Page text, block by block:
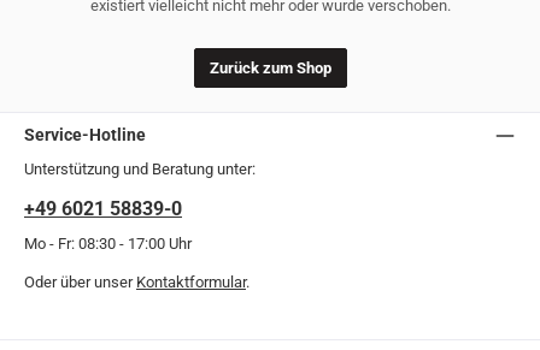
existiert vielleicht nicht mehr oder wurde verschoben.
Zurück zum Shop
Service-Hotline
Unterstützung und Beratung unter:
+49 6021 58839-0
Mo - Fr: 08:30 - 17:00 Uhr
Oder über unser Kontaktformular.